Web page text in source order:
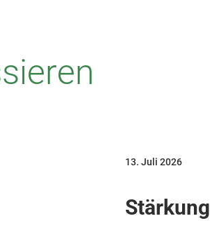
13. Juli 2026